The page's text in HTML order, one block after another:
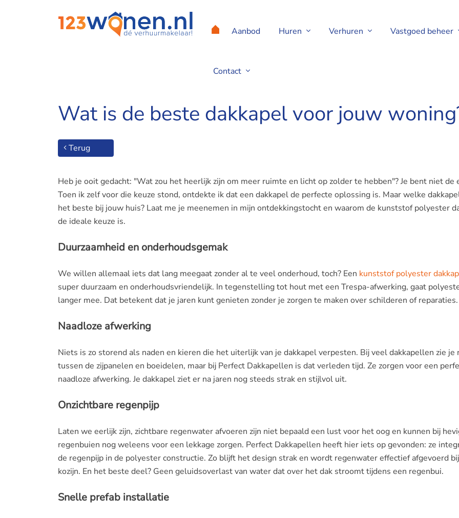
Aanbod Huren Verhuren Vastgoed beheer
Contact
Wat is de beste dakkapel voor jouw
Terug
Heb je ooit gedacht: "Wat zou het heerlijk zijn om meer ruimte en licht op zolder te hebben"? Je bent niet de
Toen ik zelf voor die keuze stond, ontdekte ik dat een dakkapel de perfecte oplossing is. Maar welke
het beste bij jouw huis? Laat me je meenemen in mijn ontdekkingstocht en waarom de kunststof polyester
de ideale keuze is.
Duurzaamheid en onderhoudsgemak
We willen allemaal iets dat lang meegaat zonder al te veel onderhoud, toch? Een kunststof polyester
super duurzaam en onderhoudsvriendelijk. In tegenstelling tot hout met een Trespa-afwerking, gaat
langer mee. Dat betekent dat je jaren kunt genieten zonder je zorgen te maken over schilderen of reparaties.
Naadloze afwerking
Niets is zo storend als naden en kieren die het uiterlijk van je dakkapel verpesten. Bij veel dakkapellen zie je
tussen de zijpanelen en boeidelen, maar bij Perfect Dakkapellen is dat verleden tijd. Ze zorgen voor een
naadloze afwerking. Je dakkapel ziet er na jaren nog steeds strak en stijlvol uit.
Onzichtbare regenpijp
Laten we eerlijk zijn, zichtbare regenwater afvoeren zijn niet bepaald een lust voor het oog en kunnen bij
regenbuien nog weleens voor een lekkage zorgen. Perfect Dakkapellen heeft hier iets op gevonden: ze
de regenpijp in de polyester constructie. Zo blijft het design strak en wordt regenwater effectief afgevoerd
kozijn. En het beste deel? Geen geluidsoverlast van water dat over het dak stroomt tijdens een regenbui.
Snelle prefab installatie